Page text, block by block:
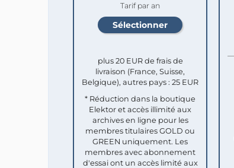
Tarif par an
plus 20 EUR de frais de
livraison (France, Suisse,
Belgique), autres pays : 25 EUR
* Réduction dans la boutique
Elektor et accès illimité aux
archives en ligne pour les
membres titulaires GOLD ou
GREEN uniquement. Les
membres avec abonnement
d'essai ont un accès limité aux